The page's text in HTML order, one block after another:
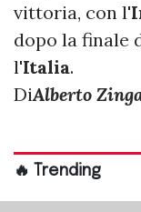
vittoria, con l'
dopo la finale
l'Italia.
DiAlberto
🔥 Trending